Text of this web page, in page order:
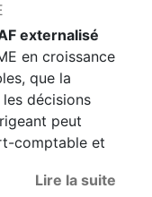
externalisé
en croissance
que la
décisions
peut
comptable et
Lire la suite